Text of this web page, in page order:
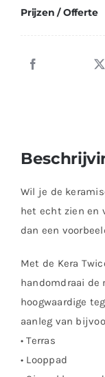
Prijzen / Offerte
Wil je de
het echt zien en
dan een
Met de Kera
handomdraai de
hoogwaardige
aanleg van
• Terras
• Looppad